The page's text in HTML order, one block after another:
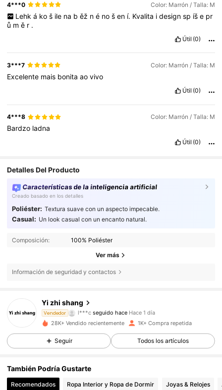
4***0 Color: Marrón / Talla: M
Lehk á ko š ile na b ěž n é no š en í. Kvalita i design sp íš e pr
ů mě r .
Útil (0)
3***7 Color: Marrón / Talla: M
Excelente mais bonitaaovivo
Útil (0)
4***8 Color: Marrón / Talla: M
Bardzo ladna
Útil (0)
Detalles Del Producto
Características de la inteligencia artificial
Creado basado en los detalles
Poliéster: Textura suave con un aspecto impecable.
Casual: Un look casual con un encanto natural.
Composición: 100% Poliéster
Ver más
Información de seguridad y contactos
Yi zhi shang
Vendedor a***e está navegando
4,72
923 Seguidores
4,72 923 Seguidores
28K+ Vendido recientemente 1K+ Compra repetida
Seguir Todos los artículos
También Podría Gustarte
Recomendados Ropa Interior y Ropa de Dormir Joyas & Relojes